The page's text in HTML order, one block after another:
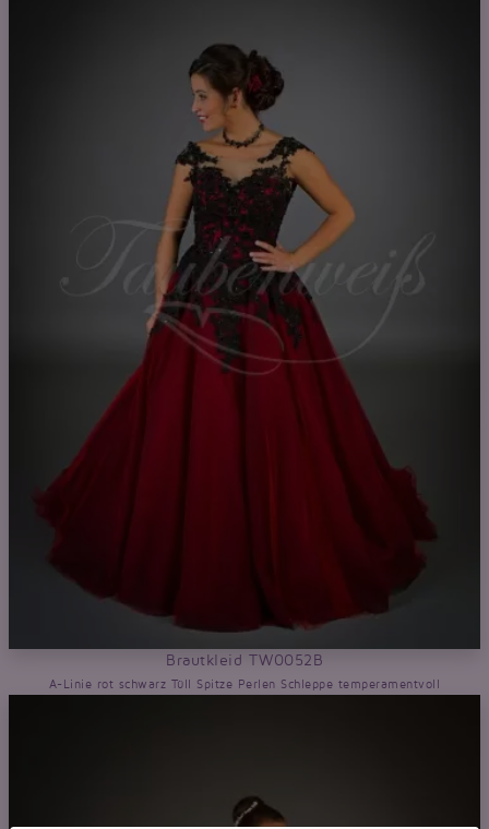
Brautkleid TW0052B
A-Linie rot schwarz Tüll Spitze Perlen Schleppe temperamentvoll